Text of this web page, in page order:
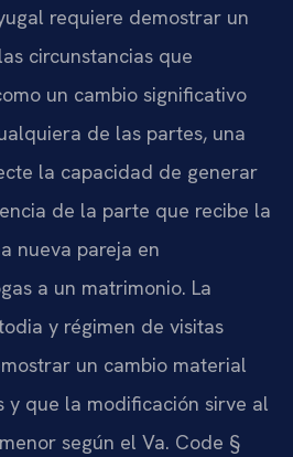
requiere demostrar un
circunstancias que
un cambio significativo
de las partes, una
la capacidad de generar
de la parte que recibe la
nueva pareja en
a un matrimonio. La
y régimen de visitas
un cambio material
y que la modificación sirve al
según el Va. Code §